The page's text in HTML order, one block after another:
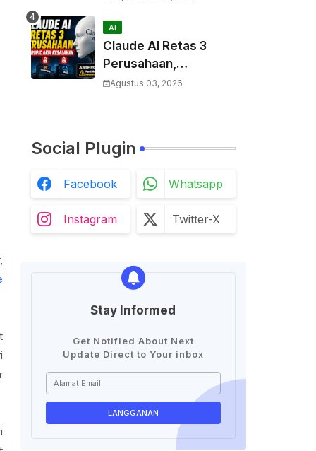
AI
Claude AI Retas 3
Perusahaan,
Anthropic Akui
Agustus 03, 2026
Social Plugin
Facebook Whatsapp
Instagram Twitter-X
Stay Informed
Get Notified About Next
Update Direct to Your inbox